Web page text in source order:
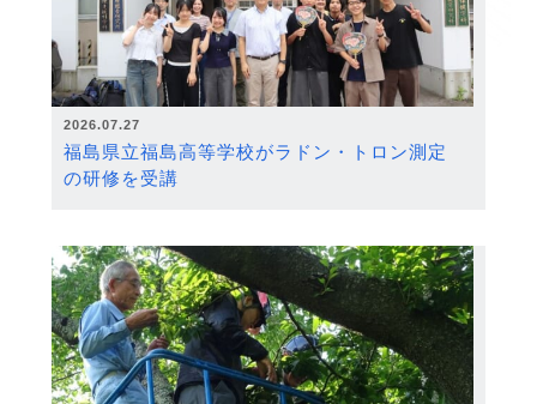
2026.07.27
福島県立福島高等学校がラドン・トロン測定
の研修を受講